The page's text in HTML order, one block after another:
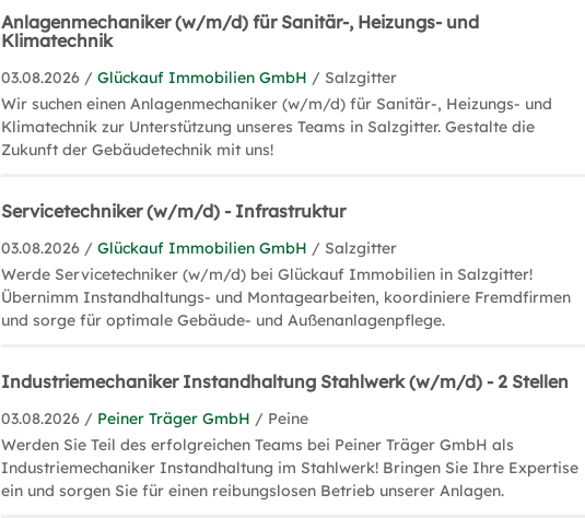
Anlagenmechaniker (w/m/d) für Sanitär-, Heizungs- und
Klimatechnik
03.08.2026 /Glückauf Immobilien GmbH / Salzgitter
Wir suchen einen Anlagenmechaniker (w/m/d) für Sanitär-, Heizungs- und
Klimatechnik zur Unterstützung unseres Teams in Salzgitter. Gestalte die
Zukunft der Gebäudetechnik mit uns!
Servicetechniker (w/m/d) - Infrastruktur
03.08.2026 /Glückauf Immobilien GmbH / Salzgitter
Werde Servicetechniker (w/m/d) bei Glückauf Immobilien in Salzgitter!
Übernimm Instandhaltungs- und Montagearbeiten, koordiniere Fremdfirmen
und sorge für optimale Gebäude- und Außenanlagenpflege.
Industriemechaniker Instandhaltung Stahlwerk (w/m/d) - 2 Stellen
03.08.2026 / Peiner Träger GmbH / Peine
Werden Sie Teil des erfolgreichen Teams bei Peiner Träger GmbH als
Industriemechaniker Instandhaltung im Stahlwerk! Bringen Sie Ihre Expertise
ein und sorgen Sie für einen reibungslosen Betrieb unserer Anlagen.